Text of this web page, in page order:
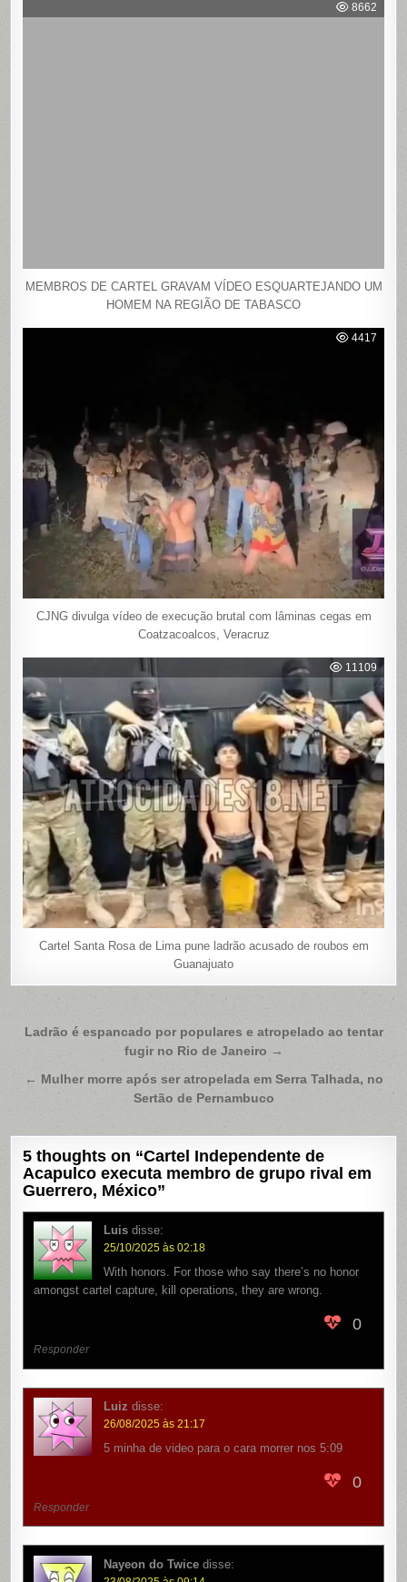
8662
MEMBROS DE CARTEL GRAVAM VÍDEO ESQUARTEJANDO UM
HOMEM NA REGIÃO DE TABASCO
4417
CJNG divulga vídeo de execução brutal com lâminas cegas em
Coatzacoalcos, Veracruz
11109
Cartel Santa Rosa de Lima pune ladrão acusado de roubos em
Guanajuato
Navegação
Post
Ladrão é espancado por populares e atropelado ao tentar
fugir no Rio de Janeiro →
← Mulher morre após ser atropelada em Serra Talhada, no
Sertão de Pernambuco
5 thoughts on “Cartel Independente de
Acapulco executa membro de grupo rival em
Guerrero, México”
Luis disse:
25/10/2025 às 02:18
With honors. For those who say there’s no honor
amongst cartel capture, kill operations, they are wrong.
0
Responder
Luiz disse:
26/08/2025 às 21:17
5 minha de video para o cara morrer nos 5:09
0
Responder
Nayeon do Twice disse: